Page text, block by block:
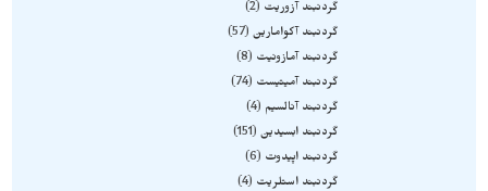
گردنبند آزوریت
2
گردنبند آکوامارین 57
گردنبند آمازونیت
8
گردنبند آمیتیست
74
گردنبند آنالسیم
4
گردنبند ابسیدین 151
گردنبند اپیدوت
6
گردنبند استلریت
4